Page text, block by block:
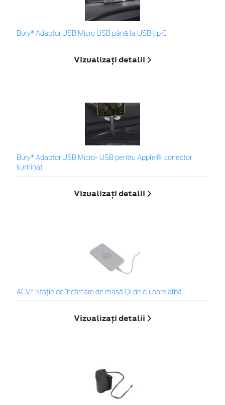
Bury* Adaptor USB Micro USB până la USB tip C
Vizualizați detalii
Bury* Adaptor USB Micro- USB pentru Apple®, conector
iluminat
Vizualizați detalii
ACV* Stație de încărcare de masă Qi de culoare albă
Vizualizați detalii